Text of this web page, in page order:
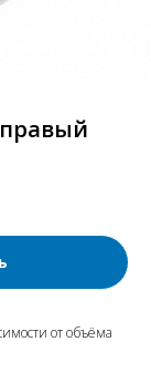
от объёма